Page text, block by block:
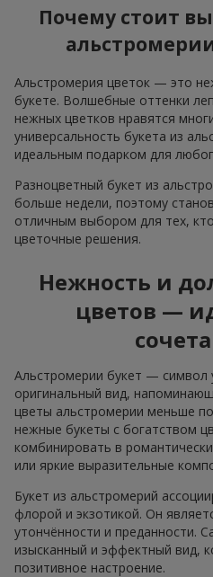
Почему стоит
Альстромерия цветок — это
букете. Волшебные оттенки
нежных цветков нравятся
универсальность букета из
идеальным подарком для
Разноцветный букет из
больше недели, поэтому
отличным выбором для тех,
цветочные решения.
Нежность и
цветов —
Альстромерии букет — символ
оригинальный вид,
цветы альстромерии меньше
нежные букеты с богатством
комбинировать в
или яркие выразительные
Букет из альстромерий
флорой и экзотикой. Он
утончённости и преданности.
изысканный и эффектный вид,
позитивное настроение.